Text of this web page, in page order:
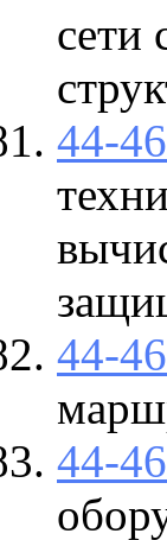
сети
44-
44-
44-